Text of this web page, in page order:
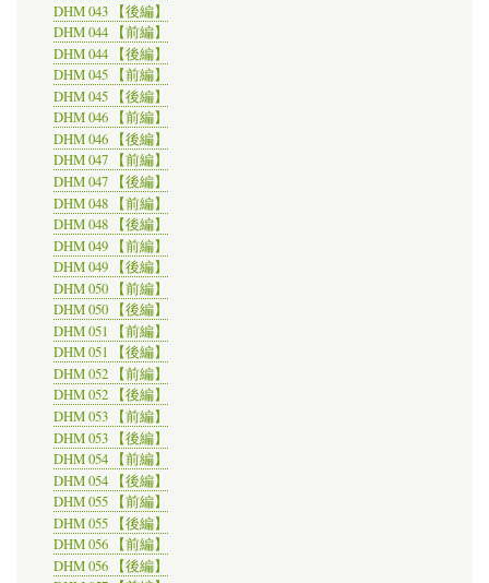
DHM 043 【後編】
DHM 044 【前編】
DHM 044 【後編】
DHM 045 【前編】
DHM 045 【後編】
DHM 046 【前編】
DHM 046 【後編】
DHM 047 【前編】
DHM 047 【後編】
DHM 048 【前編】
DHM 048 【後編】
DHM 049 【前編】
DHM 049 【後編】
DHM 050 【前編】
DHM 050 【後編】
DHM 051 【前編】
DHM 051 【後編】
DHM 052 【前編】
DHM 052 【後編】
DHM 053 【前編】
DHM 053 【後編】
DHM 054 【前編】
DHM 054 【後編】
DHM 055 【前編】
DHM 055 【後編】
DHM 056 【前編】
DHM 056 【後編】